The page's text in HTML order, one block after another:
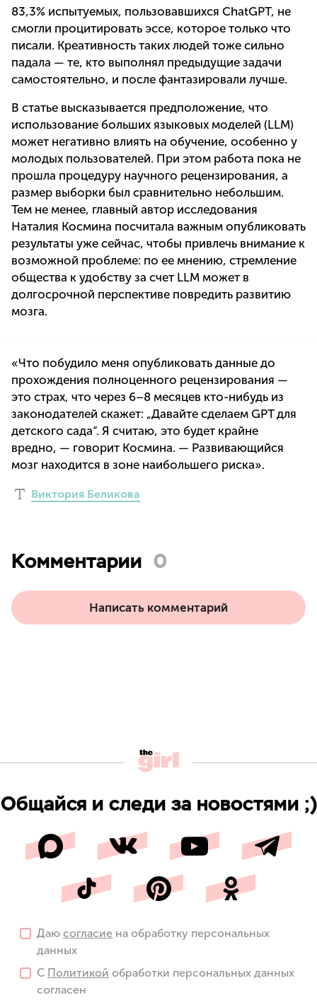
83,3% испытуемых, пользовавшихся ChatGPT, не
смогли процитировать эссе, которое только что
писали. Креативность таких людей тоже сильно
падала — те, кто выполнял предыдущие задачи
самостоятельно, и после фантазировали лучше.
В статье высказывается предположение, что
использование больших языковых моделей (LLM)
может негативно влиять на обучение, особенно у
молодых пользователей. При этом работа пока не
прошла процедуру научного рецензирования, а
размер выборки был сравнительно небольшим.
Тем не менее, главный автор исследования
Наталия Космина посчитала важным опубликовать
результаты уже сейчас, чтобы привлечь внимание к
возможной проблеме: по ее мнению, стремление
общества к удобству за счет LLM может в
долгосрочной перспективе повредить развитию
мозга.
«Что побудило меня опубликовать данные до
прохождения полноценного рецензирования —
это страх, что через 6–8 месяцев кто-нибудь из
законодателей скажет: „Давайте сделаем GPT для
детского сада“. Я считаю, это будет крайне
вредно, — говорит Космина. — Развивающийся
мозг находится в зоне наибольшего риска».
Виктория Беликова
Комментарии 0
Написать комментарий
Общайся и следи за новостями ;)
Даю согласие на обработку персональных
данных
С Политикой обработки персональных данных
согласен